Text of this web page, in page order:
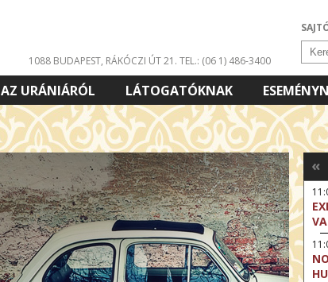
1088 BUDAPEST, RÁKÓCZI ÚT 21. TEL.: (06 1) 486-3400
AZ URÁNIÁRÓL LÁTOGATÓKNAK
«